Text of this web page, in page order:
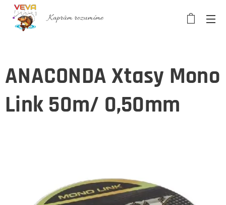
Kaprům rozumíme
ANACONDA Xtasy Mono
Link 50m/ 0,50mm